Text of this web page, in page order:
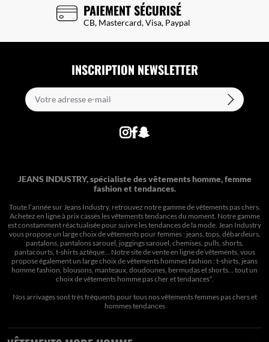
PAIEMENT SÉCURISÉ
CB, Mastercard, Visa, Paypal
INSCRIPTION NEWSLETTER
JEANS INDUSTRY, spécialiste des vêtements homme, femme
fashion et tendances.
Toute l’année sur Jeans Industry, retrouvez notre gamme de vêtements pas chers.
Achetez en ligne à prix cassés les vêtements tendances du moment. Notre gamme
est constamment réactualisée pour suivre les tendances de la mode. Jean Industry
vous propose un large choix de vêtements pour femmes : jeans, tops, débardeurs,
pantalons, pantalons sarouel, joggings sarouel, chemises, pulls, shorts,
pantacourts, t-shirts aztèque... Notre site de vente en ligne de vêtements, vous
propose également un large choix de vêtements hommes fashion : t-shirts, jeans
homme fashion, blousons, manteaux, doudounes, bermudas et shorts… tout un
choix devêtements homme pas cher et tendances*.
Nos arrivages sont très fréquents pour tous nosvêtements femmes pas cherset
hommes tendances